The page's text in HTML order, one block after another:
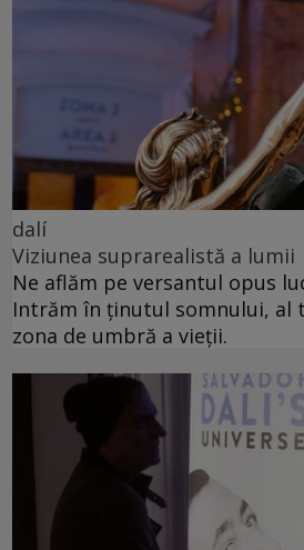
dalí
Viziunea suprarealistă a lumii
Ne aflăm pe versantul opus
Intrăm în ținutul somnului, al
zona de umbră a vieții.